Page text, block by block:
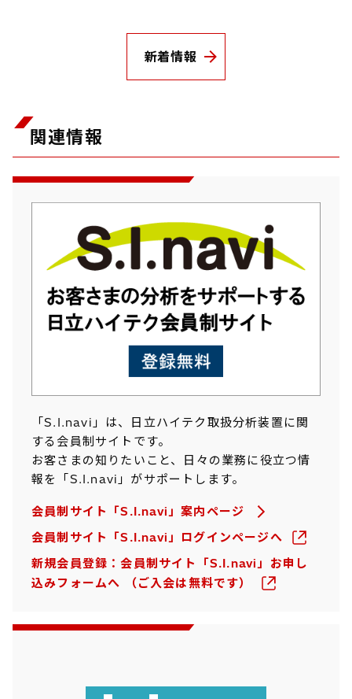
新着情報
関連情報
「S.I.navi」は、日立ハイテク取扱分析装置に関
する会員制サイトです。
お客さまの知りたいこと、日々の業務に役立つ情
報を「S.I.navi」がサポートします。
会員制サイト「S.I.navi」案内ページ
会員制サイト「S.I.navi」ログインページへ
新規会員登録：会員制サイト「S.I.navi」お申し
込みフォームへ （ご入会は無料です）